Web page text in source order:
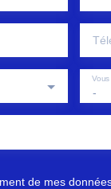
-
de mes